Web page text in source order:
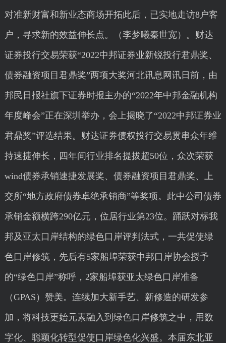
对准新财富和新业态商场开拓此后，已实地走访8户客
户，寻求新的效益伸长点。（李梦曦秦世宽）。财达
证券投行交易荣获“2022中邦证券业新锐投行君鼎奖、
债券融资项目君鼎奖”两项大奖河北讯息网讯日前，由
邦民日报社旗下证券时报主办的“2022年中邦金融机构
年度峰会”正在深圳举办，会上揭晓了“2022中邦证券业
君鼎奖”评选结果。财达证券债权投行交易贯串众年维
持速捷伸长，四年间行业排名提拔超50位，众次荣获
wind债券承销速捷发展奖、债券融资项目君鼎奖、上
交所“地方政府债券卓绝承销商”等奖项。此中公司债券
承销金额横跨290亿元，位居行业第23位。踊跃对标我
邦及亚太口岸结构的绿色口岸评判法式，一共促使绿
色口岸修筑，先后有5家船埠荣获中邦口岸协会授予
的“绿色口岸”称呼，2家船埠获亚太绿色口岸准备
（GPAS）赞美。连续加大新手艺、新修造的研发参
加，将科技更始元素融入到绿色口岸修筑之中，用数
字化、聪颖化转型促使口岸绿色化兴盛。本届东北亚